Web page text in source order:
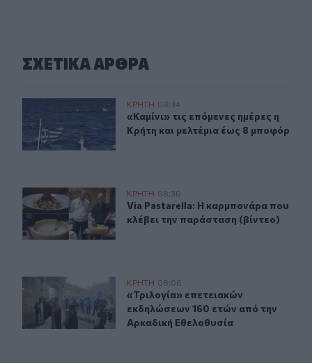
ΣΧΕΤΙΚA AΡΘΡΑ
Καιρός: «Καμίνι» τις επόμενες ημέρες η Κρήτη και
ΚΡΗΤΗ 08:34
«Καμίνι» τις επόμενες ημέρες η
«Καμίνι» τις επόμενες ημέρες η
Κρήτη και μελτέμια έως 8 μποφόρ
Via Pastarella: Η καρμπονάρα που κλέβει την
ΚΡΗΤΗ 08:30
Via Pastarella: Η καρμπονάρα που
Via Pastarella: Η καρμπονάρα που
κλέβει την παράσταση (βίντεο)
«Τριλογία» επετειακών εκδηλώσεων 160 ετών από την
ΚΡΗΤΗ 08:06
«Τριλογία» επετειακών
«Τριλογία» επετειακών
εκδηλώσεων 160 ετών από την
Αρκαδική Εθελοθυσία